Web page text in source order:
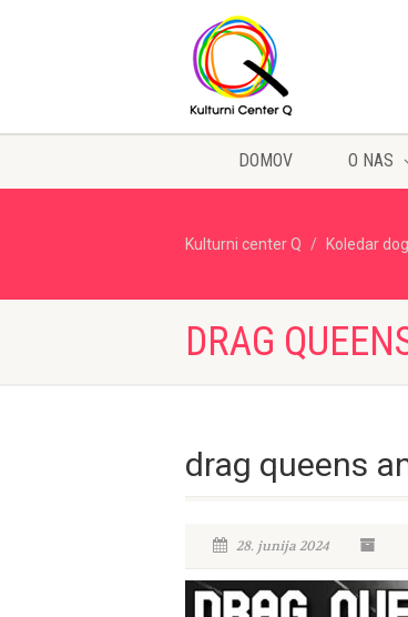
DOMOV O NAS
Kulturni center Q Koledar
DRAG
drag queens
28. junija 2024